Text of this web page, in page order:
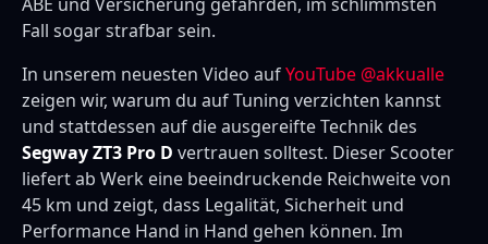
Fall sogar strafbar sein.
In unserem neuesten Video aufYouTube @akkualle
zeigen wir, warum du auf Tuning verzichten kannst
und stattdessen auf die ausgereifte Technik des
Segway ZT3 Pro D vertrauen solltest. Dieser Scooter
liefert ab Werk eine beeindruckende Reichweite von
45 km und zeigt, dass Legalität, Sicherheit und
Performance Hand in Hand gehen können. Im